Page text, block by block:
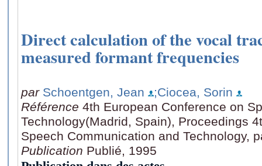
Direct calculation of the vocal
measured formant frequencies
par Schoentgen, Jean
;Ciocea, Sorin
Référence 4th European Conference on
Technology(Madrid, Spain), Proceedings
Speech Communication and Technology,
Publication Publié, 1995